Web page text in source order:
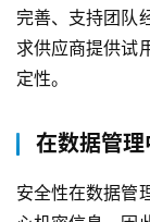
完善、支持团队
求供应商提供试
定性。
在数据管理
安全性在数据管